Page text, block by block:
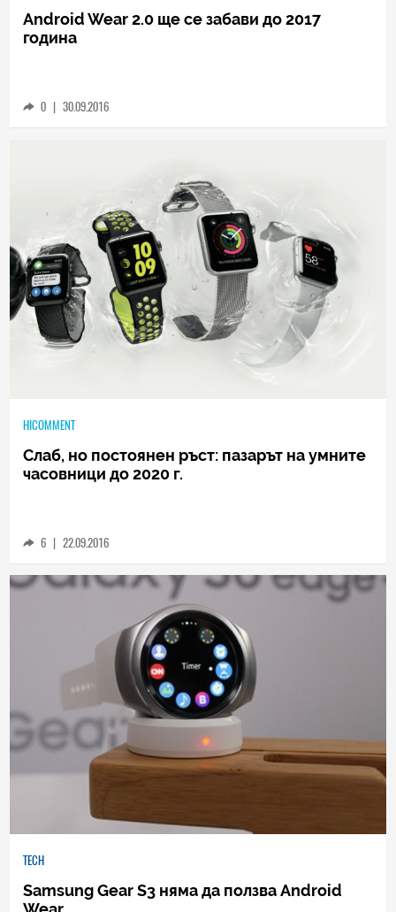
Android Wear 2.0 ще се забави до 2017
година
0 | 30.09.2016
HICOMMENT
Слаб, но постоянен ръст: пазарът на умните
часовници до 2020 г.
6 | 22.09.2016
TECH
Samsung Gear S3 няма да ползва Android